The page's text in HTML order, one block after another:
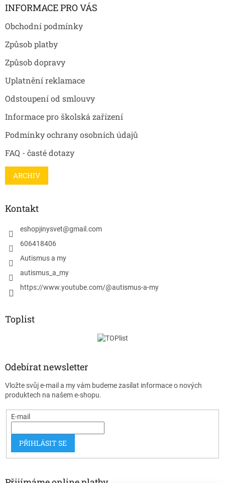
INFORMACE PRO VÁS
Obchodní podmínky
Způsob platby
Způsob dopravy
Uplatnění reklamace
Odstoupení od smlouvy
Informace pro školská zařízení
Podmínky ochrany osobních údajů
FAQ - časté dotazy
ARCHIV
Kontakt
eshopjinysvet@gmail.com
606418406
Autismus a my
autismus_a_my
https://www.youtube.com/@autismus-a-my
Toplist
Odebírat newsletter
Vložte svůj e-mail a my vám budeme zasílat informace o nových
produktech na našem e-shopu.
E-mail
PŘIHLÁSIT SE